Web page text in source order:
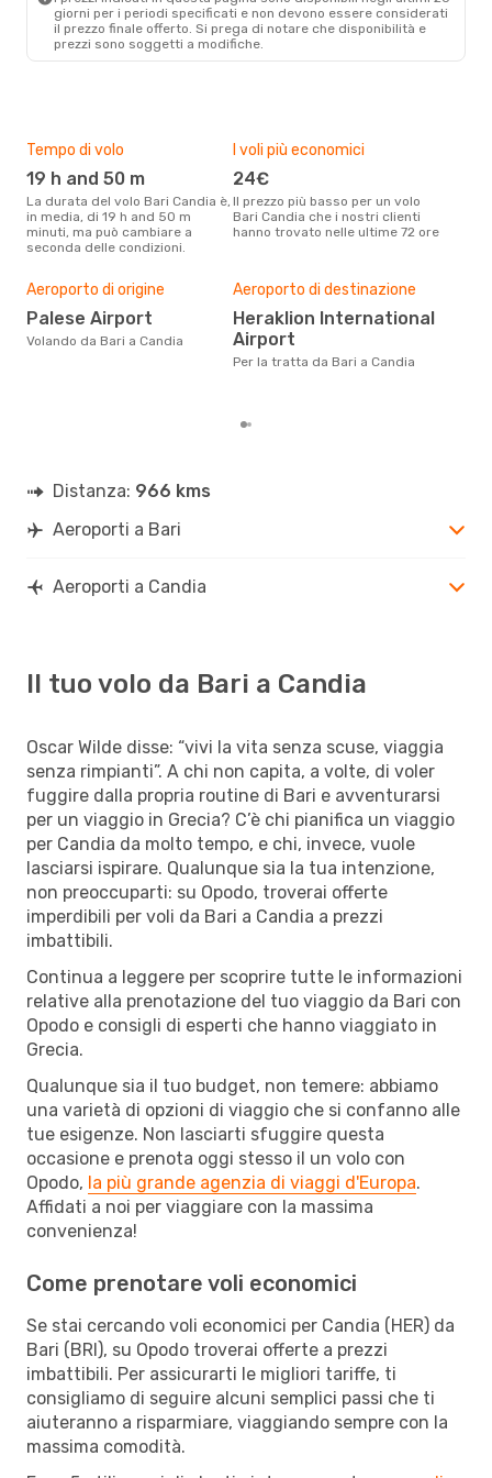
giorni per i periodi specificati e non devono essere considerati
il ​​prezzo finale offerto. Si prega di notare che disponibilità e
prezzi sono soggetti a modifiche.
Tempo di volo
19 h and 50 m
La durata del volo Bari Candia è,
in media, di 19 h and 50 m
minuti, ma può cambiare a
seconda delle condizioni.
I voli più economici
24€
Il prezzo più basso per un volo
Bari Candia che i nostri clienti
hanno trovato nelle ultime 72 ore
Aeroporto di origine
Palese Airport
Volando da Bari a Candia
Aeroporto di destinazione
Heraklion International
Airport
Per la tratta da Bari a Candia
Distanza: 966 kms
Aeroporti a Bari
Aeroporti a Candia
Il tuo volo da Bari a Candia
Oscar Wilde disse: “vivi la vita senza scuse, viaggia
senza rimpianti”. A chi non capita, a volte, di voler
fuggire dalla propria routine di Bari e avventurarsi
per un viaggio in Grecia? C’è chi pianifica un viaggio
per Candia da molto tempo, e chi, invece, vuole
lasciarsi ispirare. Qualunque sia la tua intenzione,
non preoccuparti: su Opodo, troverai offerte
imperdibili per voli da Bari a Candia a prezzi
imbattibili.
Continua a leggere per scoprire tutte le informazioni
relative alla prenotazione del tuo viaggio da Bari con
Opodo e consigli di esperti che hanno viaggiato in
Grecia.
Qualunque sia il tuo budget, non temere: abbiamo
una varietà di opzioni di viaggio che si confanno alle
tue esigenze. Non lasciarti sfuggire questa
occasione e prenota oggi stesso il un volo con
Opodo, la più grande agenzia di viaggi d'Europa.
Affidati a noi per viaggiare con la massima
convenienza!
Come prenotare voli economici
Se stai cercando voli economici per Candia (HER) da
Bari (BRI), su Opodo troverai offerte a prezzi
imbattibili. Per assicurarti le migliori tariffe, ti
consigliamo di seguire alcuni semplici passi che ti
aiuteranno a risparmiare, viaggiando sempre con la
massima comodità.